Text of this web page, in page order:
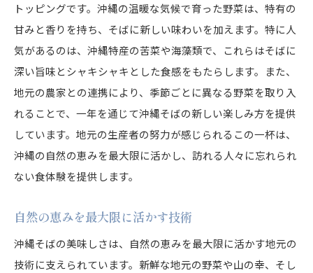
トッピングです。沖縄の温暖な気候で育った野菜は、特有の
甘みと香りを持ち、そばに新しい味わいを加えます。特に人
気があるのは、沖縄特産の苦菜や海藻類で、これらはそばに
深い旨味とシャキシャキとした食感をもたらします。また、
地元の農家との連携により、季節ごとに異なる野菜を取り入
れることで、一年を通じて沖縄そばの新しい楽しみ方を提供
しています。地元の生産者の努力が感じられるこの一杯は、
沖縄の自然の恵みを最大限に活かし、訪れる人々に忘れられ
ない食体験を提供します。
自然の恵みを最大限に活かす技術
沖縄そばの美味しさは、自然の恵みを最大限に活かす地元の
技術に支えられています。新鮮な地元の野菜や山の幸、そし